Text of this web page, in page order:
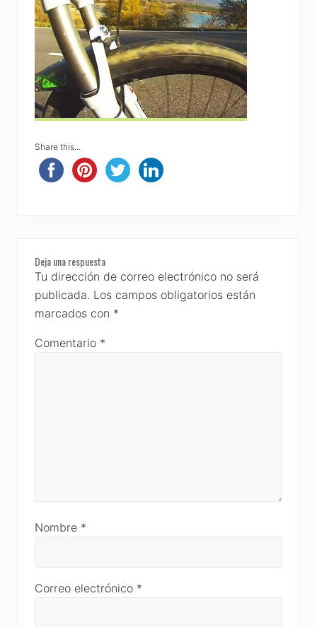
Share this...
Reader
Interactions
Deja una respuesta
Tu dirección de correo electrónico no será
publicada. Los campos obligatorios están
marcados con *
Comentario *
Nombre *
Correo electrónico *